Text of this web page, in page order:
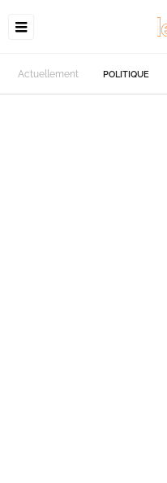
Actuellement POLITIQUE